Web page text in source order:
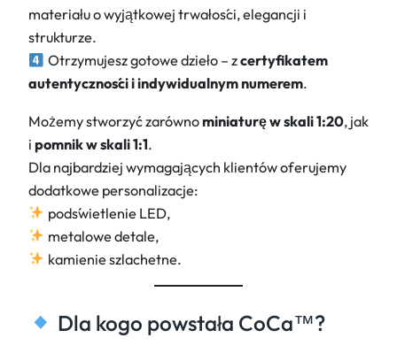
materiału o wyjątkowej trwałości, elegancji i
strukturze.
Otrzymujesz gotowe dzieło – zcertyfikatem
autentyczności i indywidualnym numerem.
Możemy stworzyć zarównominiaturę w skali 1:20, jak
i pomnik w skali 1:1.
Dla najbardziej wymagających klientów oferujemy
dodatkowe personalizacje:
podświetlenie LED,
metalowe detale,
kamienie szlachetne.
Dla kogo powstała CoCa™?